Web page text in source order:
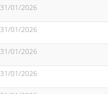
31/01/2026
31/01/2026
31/01/2026
31/01/2026